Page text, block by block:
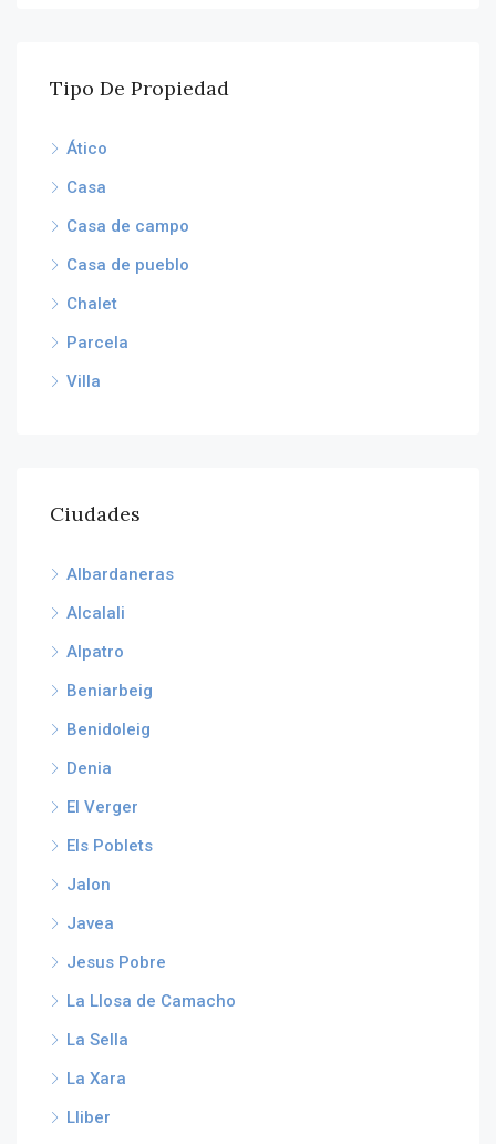
Tipo De Propiedad
Ático
Casa
Casa de campo
Casa de pueblo
Chalet
Parcela
Villa
Ciudades
Albardaneras
Alcalali
Alpatro
Beniarbeig
Benidoleig
Denia
El Verger
Els Poblets
Jalon
Javea
Jesus Pobre
La Llosa de Camacho
La Sella
La Xara
Lliber